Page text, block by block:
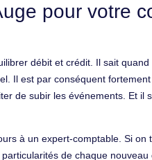
pour votre
débit et crédit. Il sait quand
Il est par conséquent
de subir les événements. Et il
à un expert-comptable. Si on
de chaque